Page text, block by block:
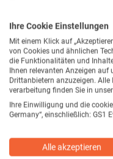
geeinigt.
wie DMK, Dr.
Nestlé, P&G
standardisierte
der
effizienten
anderem fest,
versendet
Ihre Cookie Einstellungen
Mit einem Klick auf
von Cookies und ähnlichen
die Funktionalitäten und
Ihnen relevanten Anzeigen auf
Drittanbietern anzuzeigen.
verarbeitung finden Sie in
Ihre Einwilligung und die
Germany“, einschließlich: GS1
Alle akzeptieren